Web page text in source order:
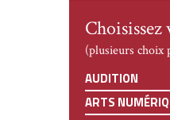
Choisissez
(plusieurs choix
AUDITION
ARTS